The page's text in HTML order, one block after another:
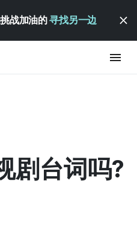
战加油的寻找另一边
剧台词吗?